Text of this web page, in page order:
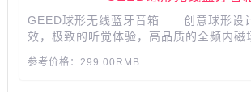
GEED球形无线蓝牙音箱 创意球形设
效，极致的听觉体验，高品质的全频内磁
音效切换功能，室内、室外两种模式，轻
参考价格：299.00RMB